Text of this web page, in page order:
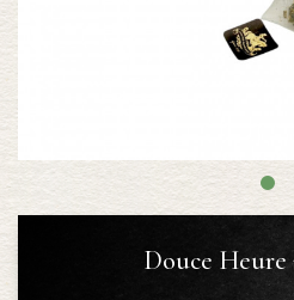
Douce Heure